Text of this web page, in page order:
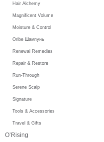
Hair Alchemy
Magnificent Volume
Moisture & Control
Oribe Шампунь
Renewal Remedies
Repair & Restore
Run-Through
Serene Scalp
Signature
Tools & Accessories
Travel & Gifts
O’Rising